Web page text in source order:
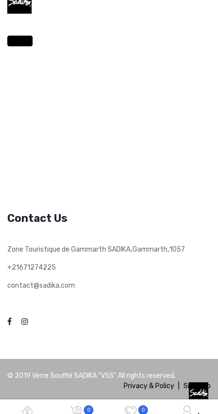
0 0
Contact Us
Zone Touristique de Gammarth SADIKA,Gammarth,1057
+21671274225
contact@sadika.com
© 2019 Verre Soufflé SADIKA "VSS"All rights reserved.
Privacy & Policy
Site Map